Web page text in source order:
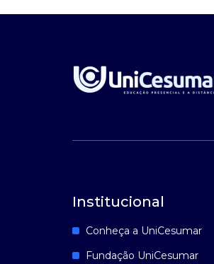
Institucional
Conheça a UniCesumar
Fundação UniCesumar